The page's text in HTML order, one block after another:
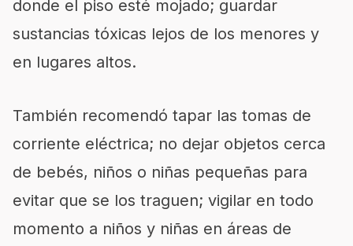
donde el piso esté mojado; guardar
sustancias tóxicas lejos de los menores y
en lugares altos.
También recomendó tapar las tomas de
corriente eléctrica; no dejar objetos cerca
de bebés, niños o niñas pequeñas para
evitar que se los traguen; vigilar en todo
momento a niños y niñas en áreas de